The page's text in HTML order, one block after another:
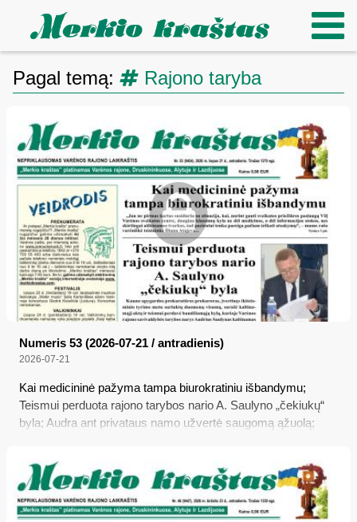
Pagal temą: Rajono taryba
Numeris 53 (2026-07-21 / antradienis)
2026-07-21
Kai medicininė pažyma tampa biurokratiniu išbandymu;
Teismui perduota rajono tarybos nario A. Saulyno „čekiukų“
byla; Audra ant privataus namo užvertė saugomą ąžuolą;